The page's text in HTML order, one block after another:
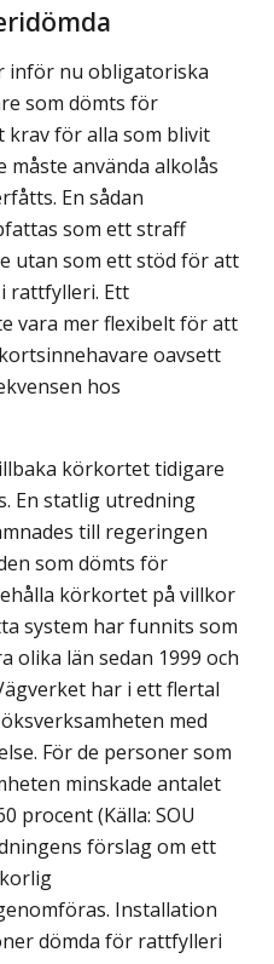
inför nu obligatoriska
som dömts för
för alla som blivit
använda alkolås
En sådan
som ett straff
utan som ett stöd för att
rattfylleri. Ett
vara mer flexibelt för att
oavsett
hos
körkortet tidigare
En statlig utredning
till regeringen
som dömts för
körkortet på villkor
system har funnits som
olika län sedan 1999 och
har i ett flertal
med
För de personer som
minskade antalet
procent (Källa: SOU
förslag om ett
Installation
dömda för rattfylleri